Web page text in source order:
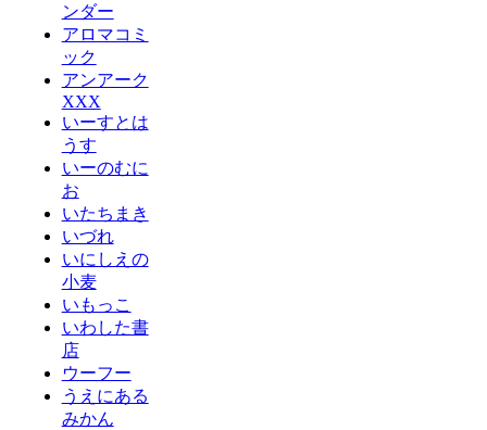
ンダー
アロマコミ
ック
アンアーク
XXX
いーすとは
うす
いーのむに
お
いたちまき
いづれ
いにしえの
小麦
いもっこ
いわした書
店
ウーフー
うえにある
みかん